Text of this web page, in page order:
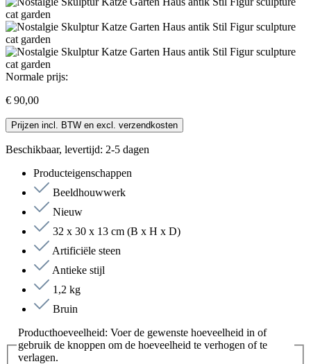
Normale prijs:
€ 90,00
Prijzen incl. BTW en excl. verzendkosten
Beschikbaar, levertijd: 2-5 dagen
Producteigenschappen
Beeldhouwwerk
Nieuw
32 x 30 x 13 cm (B x H x D)
Artificiële steen
Antieke stijl
1,2 kg
Bruin
Producthoeveelheid: Voer de gewenste hoeveelheid in of
gebruik de knoppen om de hoeveelheid te verhogen of te
verlagen.